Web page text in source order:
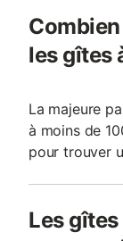
les gîtes
La majeure
à moins de
pour trouver
Les